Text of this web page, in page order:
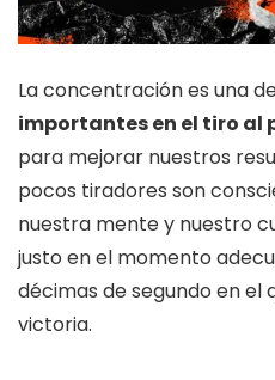
La concentración es una
importantes en el tiro al
para mejorar nuestros
pocos tiradores son
nuestra mente y nuestro
justo en el momento
décimas de segundo en el
victoria.